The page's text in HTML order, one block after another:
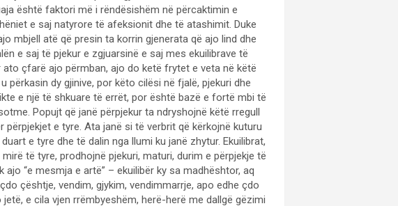
është faktori më i rëndësishëm në përcaktimin e
e saj natyrore të afeksionit dhe të atashimit. Duke
mbjell atë që presin ta korrin gjenerata që ajo lind dhe
e saj të pjekur e zgjuarsinë e saj mes ekuilibrave të
ato çfarë ajo përmban, ajo do ketë frytet e veta në këtë
dy gjinive, por këto cilësi në fjalë, pjekuri dhe
e një të shkuare të errët, por është bazë e fortë mbi të
Popujt që janë përpjekur ta ndryshojnë këtë rregull
e tyre. Ata janë si të verbrit që kërkojnë kuturu
e tyre dhe të dalin nga llumi ku janë zhytur. Ekuilibrat,
të tyre, prodhojnë pjekuri, maturi, durim e përpjekje të
“e mesmja e artë” – ekuilibër ky sa madhështor, aq
çështje, vendim, gjykim, vendimmarrje, apo edhe çdo
e cila vjen rrëmbyeshëm, herë-herë me dallgë gëzimi